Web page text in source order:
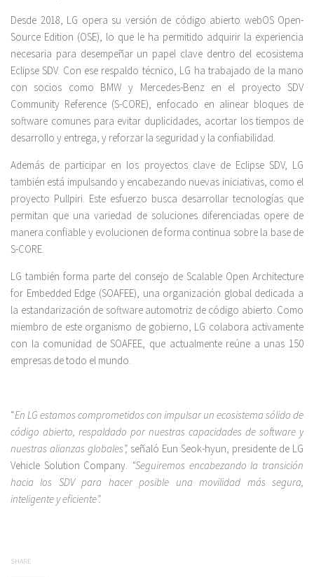
Desde 2018, LG opera su versión de código abierto webOS Open-
Source Edition (OSE), lo que le ha permitido adquirir la experiencia
necesaria para desempeñar un papel clave dentro del ecosistema
Eclipse SDV. Con ese respaldo técnico, LG ha trabajado de la mano
con socios como BMW y Mercedes-Benz en el proyecto SDV
Community Reference (S-CORE), enfocado en alinear bloques de
software comunes para evitar duplicidades, acortar los tiempos de
desarrollo y entrega, y reforzar la seguridad y la confiabilidad.
Además de participar en los proyectos clave de Eclipse SDV, LG
también está impulsando y encabezando nuevas iniciativas, como el
proyecto Pullpiri. Este esfuerzo busca desarrollar tecnologías que
permitan que una variedad de soluciones diferenciadas opere de
manera confiable y evolucionen de forma continua sobre la base de
S-CORE.
LG también forma parte del consejo de Scalable Open Architecture
for Embedded Edge (SOAFEE), una organización global dedicada a
la estandarización de software automotriz de código abierto. Como
miembro de este organismo de gobierno, LG colabora activamente
con la comunidad de SOAFEE, que actualmente reúne a unas 150
empresas de todo el mundo.
“En LG estamos comprometidos con impulsar un ecosistema sólido de
código abierto, respaldado por nuestras capacidades de software y
nuestras alianzas globales”, señaló Eun Seok-hyun, presidente de LG
Vehicle Solution Company. “Seguiremos encabezando la transición
hacia los SDV para hacer posible una movilidad más segura,
inteligente y eficiente”.
SHARE